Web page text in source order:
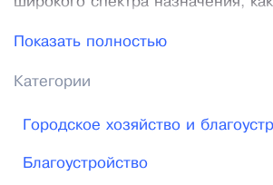
заказ качественно, оперативно и
Креативного Бюро «Альтаир»,
Показать полностью
Категории
Городское хозяйство и
Благоустройство